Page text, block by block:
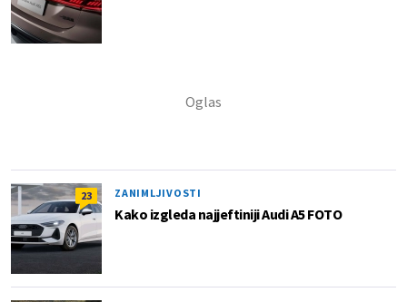
23 ZANIMLJIVOSTI
Kako izgleda najjeftiniji Audi A5 FOTO